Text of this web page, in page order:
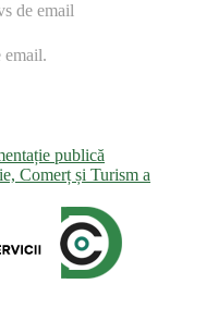
de email
email.
publică
Comerț și Turism a